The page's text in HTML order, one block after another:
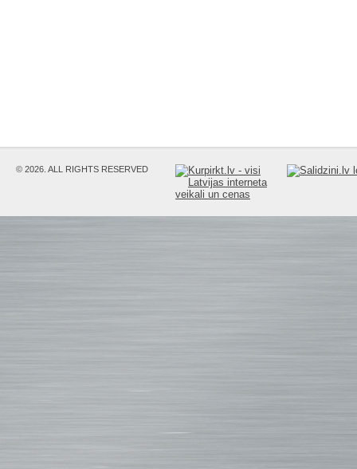
© 2026. ALL RIGHTS RESERVED